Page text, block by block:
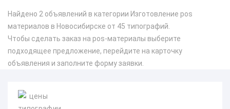
Найдено 2 объявлений в категории Изготовление pos
материалов в Новосибирске от 45 типографий.
Чтобы сделать заказ на pos-материалы выберите
подходящее предложение, перейдите на карточку
объявления и заполните форму заявки.